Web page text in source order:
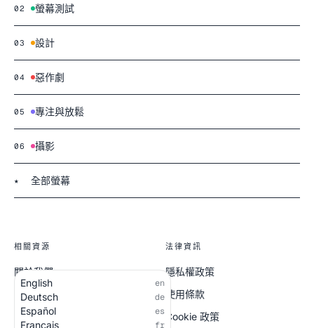
02 螢幕測試
03 設計
04 惡作劇
05 專注與放鬆
06 攝影
★ 全部螢幕
相關資源
關於我們
全部螢幕
法律資訊
隱私權政策
使用條款
Cookie 政策
English en
Deutsch de
Español es
Français fr